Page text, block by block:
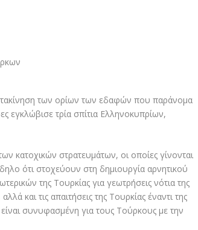
των ορίων των εδαφών που παράνομα
εγκλώβισε τρία σπίτια Ελληνοκυπρίων,
κατοχικών στρατευμάτων, οι οποίες γίνονται
ότι στοχεύουν στη δημιουργία αρνητικού
της Τουρκίας για γεωτρήσεις νότια της
και τις απαιτήσεις της Τουρκίας έναντι της
συνυφασμένη για τους Τούρκους με την